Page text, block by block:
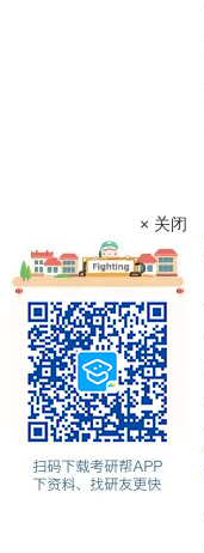
× 关闭